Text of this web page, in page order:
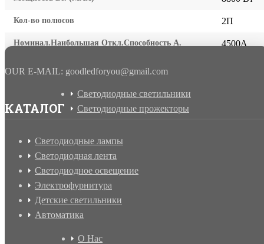
Кол-во полюсов 2П
Номинал.Наибольшая Откл.Способность А. 4500A
OUR E-MAIL: goodledforyou@gmail.cоm
КАТАЛОГ
Светодиодные светильники
Светодиодные прожекторы
Светодиодные лампы
Светодиодная лента
Светодиодное освещение
Электрофурнитура
Детские светильники
Автоматика
О Нас